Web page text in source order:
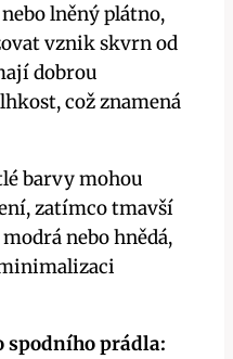
lněný plátno,
vznik skvrn od
dobrou
což znamená
barvy mohou
zatímco tmavší
nebo hnědá,
prádla: